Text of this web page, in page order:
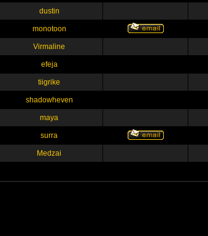
dustin
monotoon
Virmaline
efeja
tiigrike
shadowheven
maya
surra
Medzai